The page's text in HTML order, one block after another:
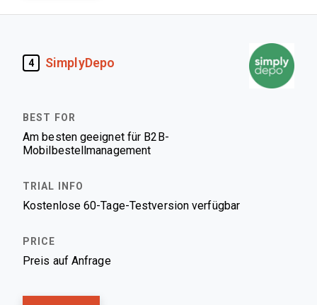
4 SimplyDepo
Am besten geeignet für B2B-
Mobilbestellmanagement
Kostenlose 60-Tage-Testversion verfügbar
Preis auf Anfrage